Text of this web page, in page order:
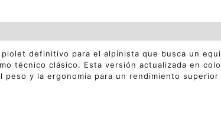
definitivo para el alpinista que busca un
técnico clásico. Esta versión actualizada en
y la ergonomía para un rendimiento